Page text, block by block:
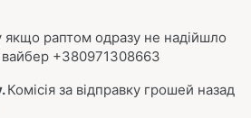
якщо раптом одразу не надійшло
+380971308663
Комісія за відправку грошей назад